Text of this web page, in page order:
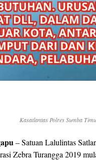
Kasatlantas Polres Sumba
– Satuan Lalulintas
Zebra Turangga 2019